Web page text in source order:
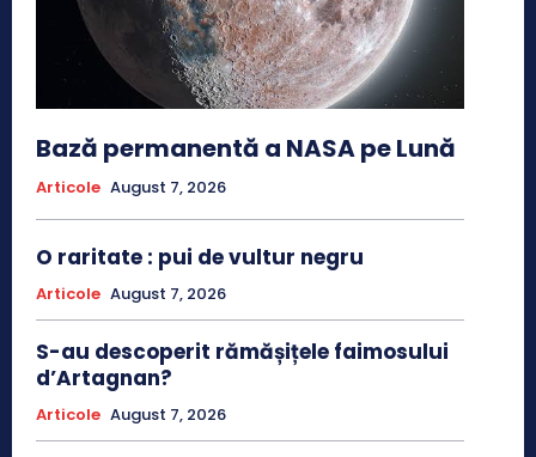
Bază permanentă a NASA pe Lună
Articole August 7, 2026
O raritate : pui de vultur negru
Articole August 7, 2026
S-au descoperit rămășițele faimosului
d’Artagnan?
Articole August 7, 2026